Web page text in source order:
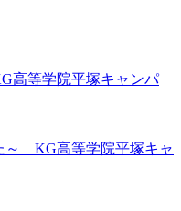
高等学院平塚キャンパ
～ KG高等学院平塚キャ